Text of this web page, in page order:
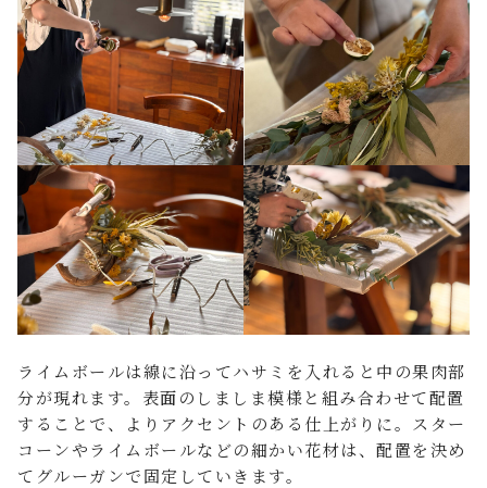
ライムボールは線に沿ってハサミを入れると中の果肉部
分が現れます。表面のしましま模様と組み合わせて配置
することで、よりアクセントのある仕上がりに。スター
コーンやライムボールなどの細かい花材は、配置を決め
てグルーガンで固定していきます。